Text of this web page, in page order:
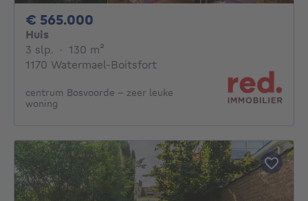
€ 565.000
Huis
3 slp. 3 slaapkamers
· 130 m²
1170 Watermael-Boitsfort
centrum Bosvoorde - zeer leuke
woning